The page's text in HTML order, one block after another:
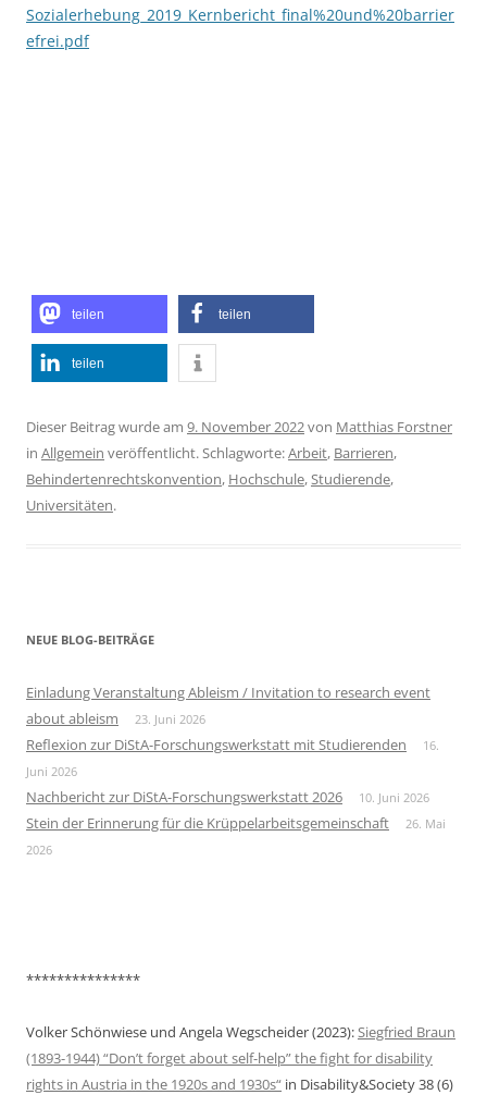
Sozialerhebung_2019_Kernbericht_final%20und%20barrier
efrei.pdf
teilen teilen
teilen
Dieser Beitrag wurde am 9. November 2022von Matthias Forstner
in Allgemein veröffentlicht. Schlagworte:Arbeit, Barrieren,
Behindertenrechtskonvention, Hochschule,Studierende,
Universitäten.
NEUE BLOG-BEITRÄGE
Einladung Veranstaltung Ableism / Invitation to research event
about ableism
23. Juni 2026
Reflexion zur DiStA-Forschungswerkstatt mit Studierenden
16.
Juni 2026
Nachbericht zur DiStA-Forschungswerkstatt 2026 10. Juni 2026
Stein der Erinnerung für die Krüppelarbeitsgemeinschaft
26. Mai
2026
***************
Volker Schönwiese und Angela Wegscheider (2023):Siegfried Braun
(1893-1944) “Don’t forget about self-help” the fight for disability
rights in Austria in the 1920s and 1930s“ in Disability&Society 38 (6)